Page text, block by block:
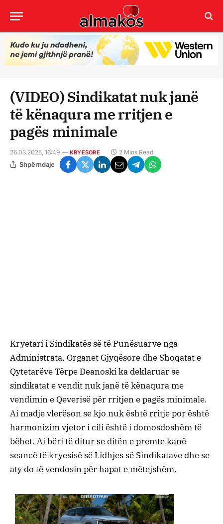
(VIDEO) Sindikatat nuk janë
të kënaqura me rritjen e
pagës minimale
26.03.2025, 16:49 KRYESORE 2 Mins Read
Shpërndaje
Kryetari i Sindikatës së të Punësuarve nga
Administrata, Organet Gjyqësore dhe Shoqatat e
Qytetarëve Tërpe Deanoski ka deklaruar se
sindikatat e vendit nuk janë të kënaqura me
vendimin e Qeverisë për rritjen e pagës minimale.
Ai madje vlerëson se kjo nuk është rritje por është
harmonizim vjetor i cili është i domosdoshëm të
bëhet. Ai bëri të ditur se ditën e premte kanë
seancë të kryesisë së Lidhjes së Sindikatave dhe se
aty do të vendosin për hapat e mëtejshëm.